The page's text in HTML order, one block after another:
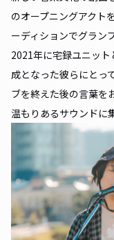
のオープニングアクト
ーディションでグラン
2021年に宅録ユニッ
成となった彼らにとっ
ブを終えた後の言葉を
温もりあるサウンドに